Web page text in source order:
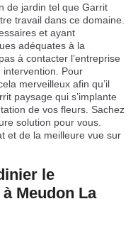
de jardin tel que Garrit
travail dans ce domaine.
et ayant
adéquates à la
à contacter l’entreprise
Pour
merveilleux afin qu’il
paysage qui s’implante
de vos fleurs. Sachez
solution pour vous.
et de la meilleure vue sur
le
Meudon La